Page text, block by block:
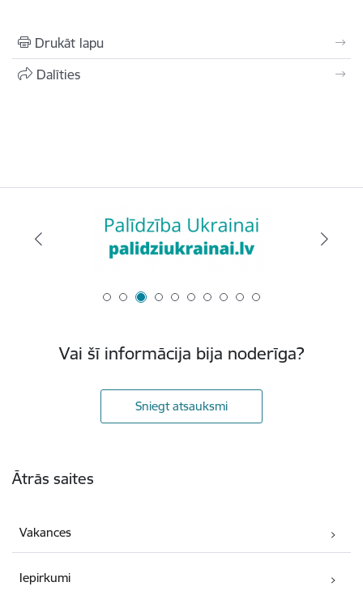
Drukāt lapu
Dalīties
Vai šī informācija bija noderīga?
Sniegt atsauksmi
Ātrās saites
Vakances
Iepirkumi